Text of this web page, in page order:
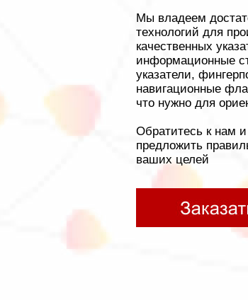
Мы владеем
технологий для
качественных
информационные
указатели,
навигационные
что нужно для
Обратитесь к нам
предложить
ваших целей